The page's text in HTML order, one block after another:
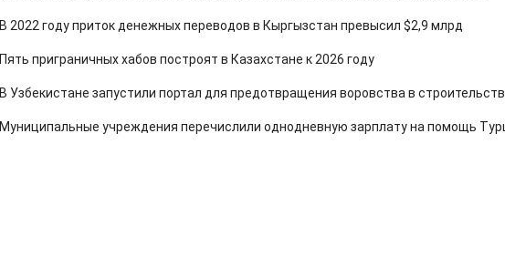
В 2022 году приток денежных переводов в Кыргызстан превысил $2,9 млрд
Пять приграничных хабов построят в Казахстане к 2026 году
В Узбекистане запустили портал для предотвращения воровства в
Муниципальные учреждения перечислили однодневную зарплату на помощь